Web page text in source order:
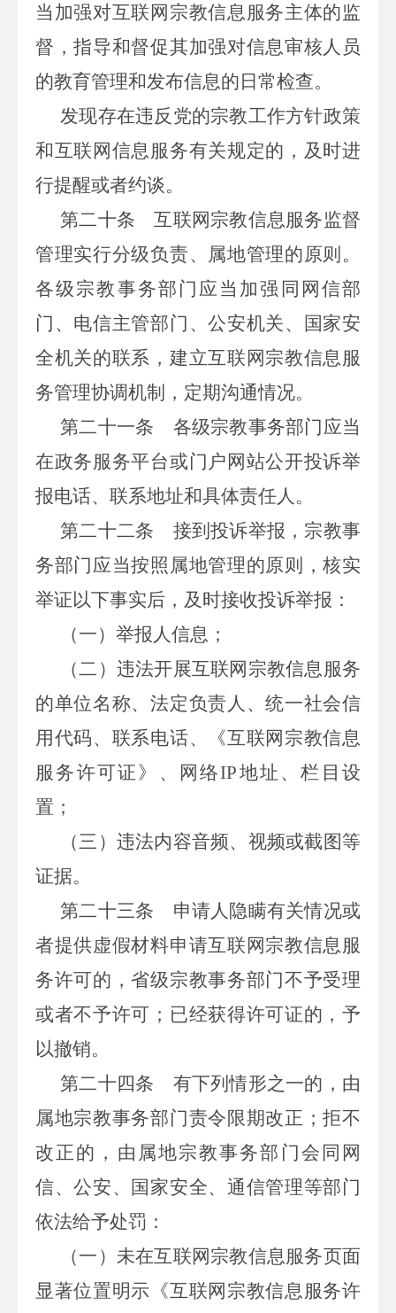
当加强对互联网宗教信息服务主体的监
督，指导和督促其加强对信息审核人员
的教育管理和发布信息的日常检查。
发现存在违反党的宗教工作方针政策
和互联网信息服务有关规定的，及时进
行提醒或者约谈。
第二十条 互联网宗教信息服务监督
管理实行分级负责、属地管理的原则。
各级宗教事务部门应当加强同网信部
门、电信主管部门、公安机关、国家安
全机关的联系，建立互联网宗教信息服
务管理协调机制，定期沟通情况。
第二十一条 各级宗教事务部门应当
在政务服务平台或门户网站公开投诉举
报电话、联系地址和具体责任人。
第二十二条 接到投诉举报，宗教事
务部门应当按照属地管理的原则，核实
举证以下事实后，及时接收投诉举报：
（一）举报人信息；
（二）违法开展互联网宗教信息服务
的单位名称、法定负责人、统一社会信
用代码、联系电话、《互联网宗教信息
服务许可证》、网络IP地址、栏目设
置；
（三）违法内容音频、视频或截图等
证据。
第二十三条 申请人隐瞒有关情况或
者提供虚假材料申请互联网宗教信息服
务许可的，省级宗教事务部门不予受理
或者不予许可；已经获得许可证的，予
以撤销。
第二十四条 有下列情形之一的，由
属地宗教事务部门责令限期改正；拒不
改正的，由属地宗教事务部门会同网
信、公安、国家安全、通信管理等部门
依法给予处罚：
（一）未在互联网宗教信息服务页面
显著位置明示《互联网宗教信息服务许